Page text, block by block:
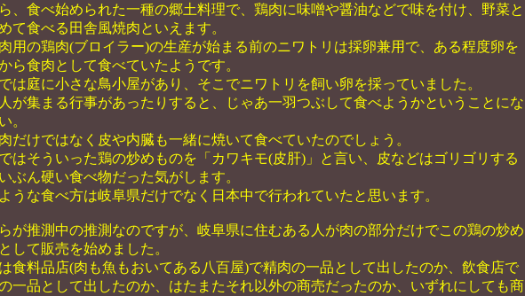
、食べ始められた一種の郷土料理で、鶏肉に味噌や醤油などで味を付け、野菜と
て食べる田舎風焼肉といえます。
用の鶏肉(ブロイラー)の生産が始まる前のニワトリは採卵兼用で、ある程度卵を
ら食肉として食べていたようです。
は庭に小さな鳥小屋があり、そこでニワトリを飼い卵を採っていました。
が集まる行事があったりすると、じゃあ一羽つぶして食べようかということにな
。
だけではなく皮や内臓も一緒に焼いて食べていたのでしょう。
はそういった鶏の炒めものを「カワキモ(皮肝)」と言い、皮などはゴリゴリする
ぶん硬い食べ物だった気がします。
うな食べ方は岐阜県だけでなく日本中で行われていたと思います。
が推測中の推測なのですが、岐阜県に住むある人が肉の部分だけでこの鶏の炒め
して販売を始めました。
食料品店(肉も魚もおいてある八百屋)で精肉の一品として出したのか、飲食店で
一品として出したのか、はたまたそれ以外の商売だったのか、いずれにしても商